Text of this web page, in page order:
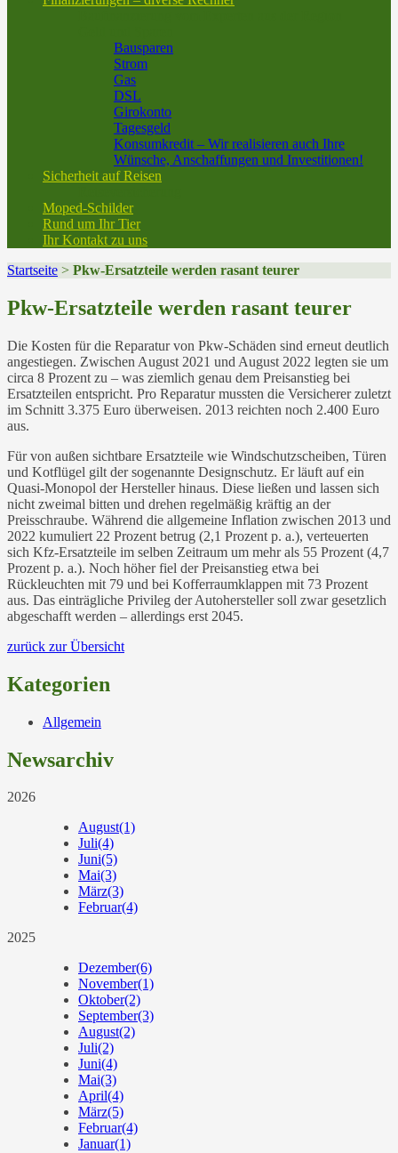
Bausparen
Strom
Gas
DSL
Girokonto
Tagesgeld
Konsumkredit – Wir realisieren auch Ihre
Wünsche, Anschaffungen und Investitionen!
Sicherheit auf Reisen
Moped-Schilder
Rund um Ihr Tier
Ihr Kontakt zu uns
Startseite > Pkw-Ersatzteile werden rasant teurer
Pkw-Ersatzteile werden rasant teurer
Die Kosten für die Reparatur von Pkw-Schäden sind erneut deutlich
angestiegen. Zwischen August 2021 und August 2022 legten sie um
circa 8 Prozent zu – was ziemlich genau dem Preisanstieg bei
Ersatzteilen entspricht. Pro Reparatur mussten die Versicherer zuletzt
im Schnitt 3.375 Euro überweisen. 2013 reichten noch 2.400 Euro
aus.
Für von außen sichtbare Ersatzteile wie Windschutzscheiben, Türen
und Kotflügel gilt der sogenannte Designschutz. Er läuft auf ein
Quasi-Monopol der Hersteller hinaus. Diese ließen und lassen sich
nicht zweimal bitten und drehen regelmäßig kräftig an der
Preisschraube. Während die allgemeine Inflation zwischen 2013 und
2022 kumuliert 22 Prozent betrug (2,1 Prozent p. a.), verteuerten
sich Kfz-Ersatzteile im selben Zeitraum um mehr als 55 Prozent (4,7
Prozent p. a.). Noch höher fiel der Preisanstieg etwa bei
Rückleuchten mit 79 und bei Kofferraumklappen mit 73 Prozent
aus. Das einträgliche Privileg der Autohersteller soll zwar gesetzlich
abgeschafft werden – allerdings erst 2045.
zurück zur Übersicht
Kategorien
Allgemein
Newsarchiv
2026
August(1)
Juli(4)
Juni(5)
Mai(3)
März(3)
Februar(4)
2025
Dezember(6)
November(1)
Oktober(2)
September(3)
August(2)
Juli(2)
Juni(4)
Mai(3)
April(4)
März(5)
Februar(4)
Januar(1)